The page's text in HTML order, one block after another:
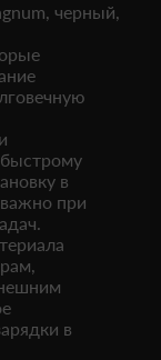
черный,
в
при
в